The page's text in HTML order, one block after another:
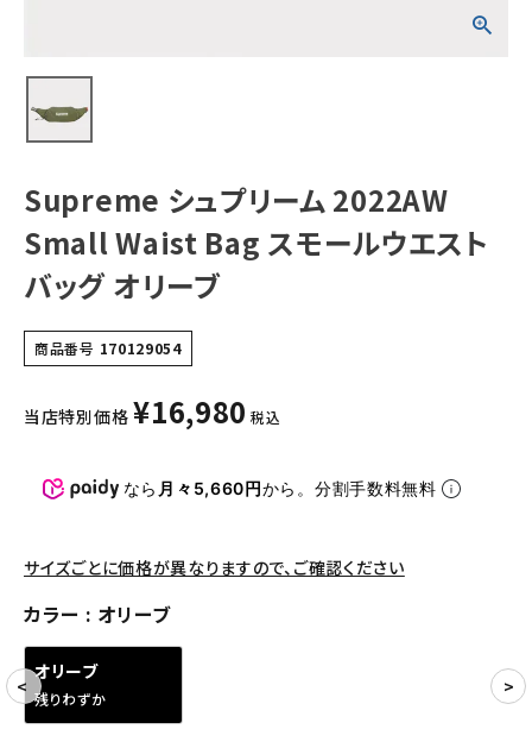
Tシャツ・ロングスリーブ
パーカー・トレーナー
キャップ・ハット
ニット帽・ビーニー
その他バッグ類
スニーカー・ブーツ
COLLABORATION BRAND
SEASON
CONTENTS
Supreme シュプリーム 2022AW
Small Waist Bag スモールウエスト
バッグ オリーブ
商品番号 170129054
当店特別価格 ¥16,980 税込
なら 月々5,660円から。分割手数料無料
サイズごとに価格が異なりますので、ご確認ください
カラー オリーブ
オリーブ
残りわずか